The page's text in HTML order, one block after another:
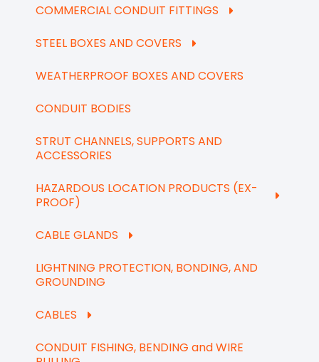
COMMERCIAL CONDUIT FITTINGS
STEEL BOXES AND COVERS
WEATHERPROOF BOXES AND COVERS
CONDUIT BODIES
STRUT CHANNELS, SUPPORTS AND
ACCESSORIES
HAZARDOUS LOCATION PRODUCTS (EX-
PROOF)
CABLE GLANDS
LIGHTNING PROTECTION, BONDING, AND
GROUNDING
CABLES
CONDUIT FISHING, BENDING and WIRE